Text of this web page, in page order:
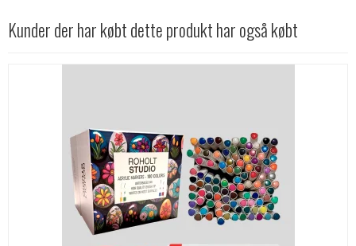
Kunder der har købt dette produkt har også købt